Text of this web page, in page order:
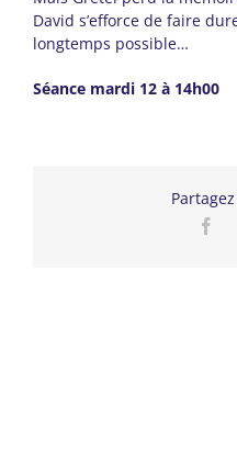
David s’efforce de faire
longtemps possible…
Séance mardi 12 à 14h00